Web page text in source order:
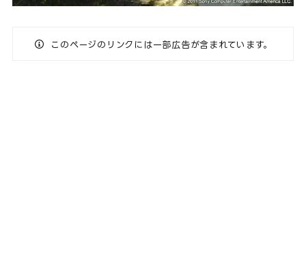
このページのリンクには一部広告が含まれています。